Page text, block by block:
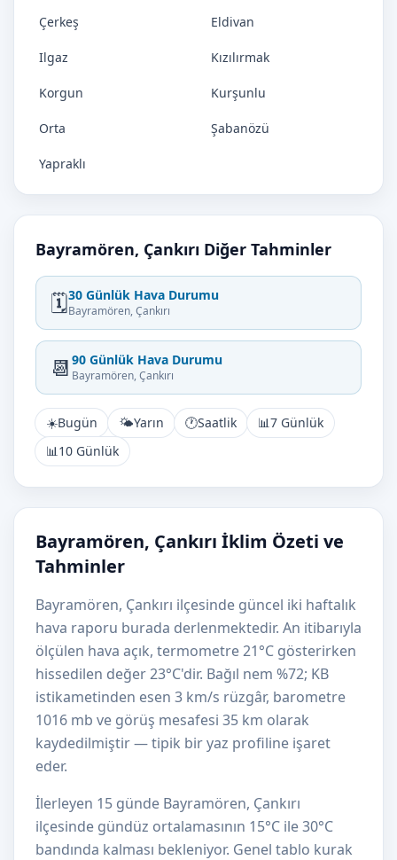
Çerkeş Eldivan
Ilgaz Kızılırmak
Korgun Kurşunlu
Orta Şabanözü
Yapraklı
Bayramören, Çankırı Diğer Tahminler
🗓️30 Günlük Hava Durumu
Bayramören, Çankırı
📆 90 Günlük Hava Durumu
Bayramören, Çankırı
☀️Bugün 🌤️Yarın 🕐Saatlik 📊7 Günlük
📊10 Günlük
Bayramören, Çankırı İklim Özeti ve
Tahminler
Bayramören, Çankırı ilçesinde güncel iki haftalık
hava raporu burada derlenmektedir. An itibarıyla
ölçülen hava açık, termometre 21°C gösterirken
hissedilen değer 23°C'dir. Bağıl nem %72; KB
istikametinden esen 3 km/s rüzgâr, barometre
1016 mb ve görüş mesafesi 35 km olarak
kaydedilmiştir — tipik bir yaz profiline işaret
eder.
İlerleyen 15 günde Bayramören, Çankırı
ilçesinde gündüz ortalamasının 15°C ile 30°C
bandında kalması bekleniyor. Genel tablo kurak